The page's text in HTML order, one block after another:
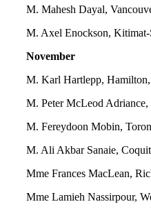
M. Mahesh Dayal,
M. Axel Enockson,
November
M. Karl Hartlepp,
M. Peter McLeod Adriance,
M. Fereydoon Mobin,
M. Ali Akbar Sanaie,
Mme Frances MacLean,
Mme Lamieh Nassirpour,